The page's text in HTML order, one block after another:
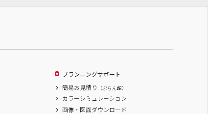
プランニングサポート
簡易お見積り
（ぷらん館）
カラーシミュレーション
画像・図面ダウンロード